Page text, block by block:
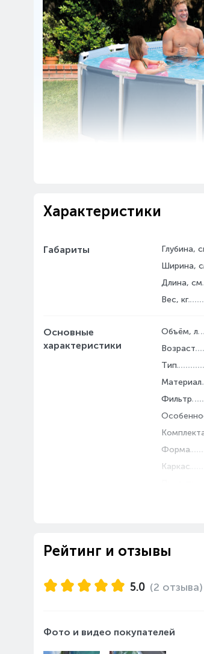
Бассейн Intex Prism Frame
металлический каркас
надёжности и долговечности
удобным.
Характеристики
Габариты Глубина,
Ширина,
Длина, см
Вес, кг
Основные
характеристики
Объём, л
Возраст
Тип
Материал
Фильтр
Форма
Каркас
Рейтинг и отзывы
5.0 (2 отзыва)
Фото и видео покупателей